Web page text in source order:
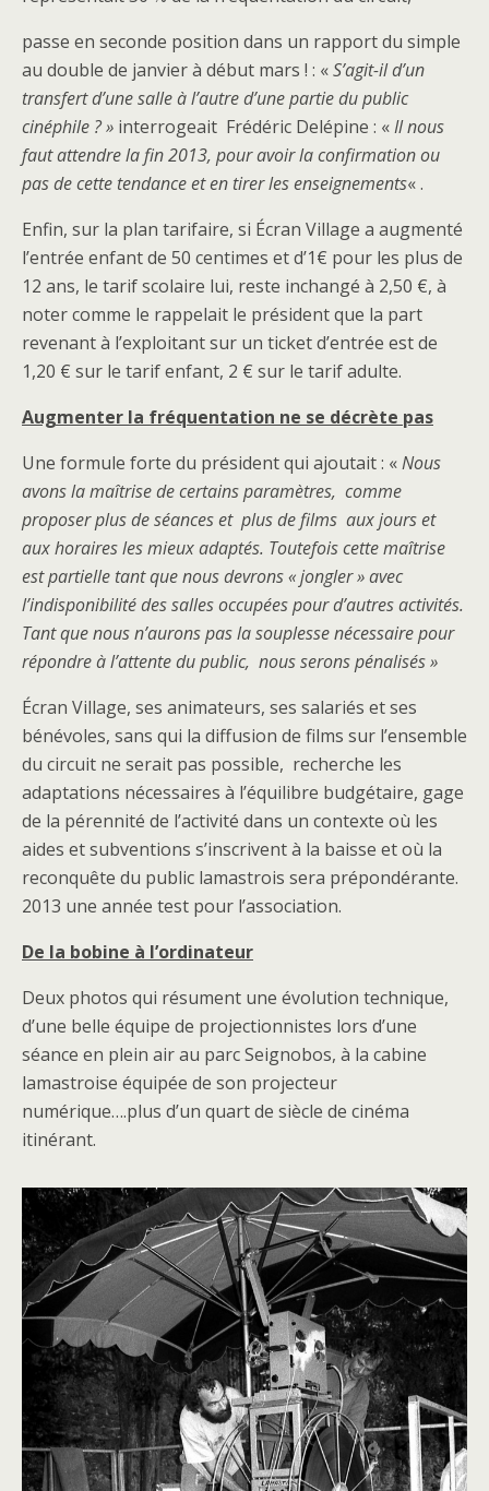
passe en seconde position dans un rapport du simple
au double de janvier à début mars ! : «S’agit-il d’un
transfert d’une salle à l’autre d’une partie du public
cinéphile ? » interrogeait Frédéric Delépine : «Il nous
faut attendre la fin 2013, pour avoir la confirmation ou
pas de cette tendance et en tirer les enseignements« .
Enfin, sur la plan tarifaire, si Écran Village a augmenté
l’entrée enfant de 50 centimes et d’1€ pour les plus de
12 ans, le tarif scolaire lui, reste inchangé à 2,50 €, à
noter comme le rappelait le président que la part
revenant à l’exploitant sur un ticket d’entrée est de
1,20 € sur le tarif enfant, 2 € sur le tarif adulte.
Augmenter la fréquentation ne se décrète pas
Une formule forte du président qui ajoutait: «Nous
avons la maîtrise de certains paramètres, comme
proposer plus de séances et plus de films aux jours et
aux horaires les mieux adaptés. Toutefois cette maîtrise
est partielle tant que nous devrons « jongler » avec
l’indisponibilité des salles occupées pour d’autres activités.
Tant que nous n’aurons pas la souplesse nécessaire pour
répondre à l’attente du public, nous serons pénalisés »
Écran Village, ses animateurs, ses salariés et ses
bénévoles, sans qui la diffusion de films sur l’ensemble
du circuit ne serait pas possible, recherche les
adaptations nécessaires à l’équilibre budgétaire, gage
de la pérennité de l’activité dans un contexte où les
aides et subventions s’inscrivent à la baisse et où la
reconquête du public lamastrois sera prépondérante.
2013 une année test pour l’association.
De la bobine à l’ordinateur
Deux photos qui résument une évolution technique,
d’une belle équipe de projectionnistes lors d’une
séance en plein air au parc Seignobos, à la cabine
lamastroise équipée de son projecteur
numérique….plus d’un quart de siècle de cinéma
itinérant.